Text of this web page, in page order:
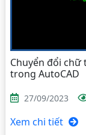
Chuyển đổi
trong AutoCAD
27/09/2023
Xem chi tiết